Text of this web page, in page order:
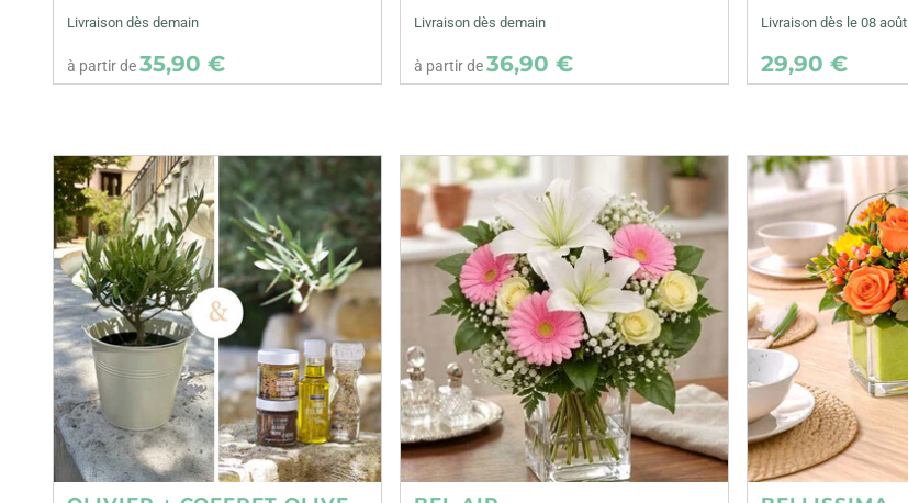
Livraison dès demain
à partir de35,90 €
Livraison dès demain
à partir de36,90 €
Livraison dès le 08 août
29,90 €